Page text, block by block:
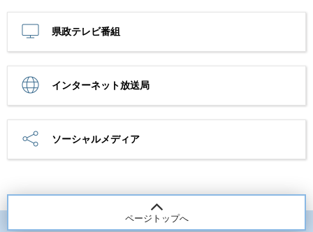
県政テレビ番組
インターネット放送局
ソーシャルメディア
ページトップへ